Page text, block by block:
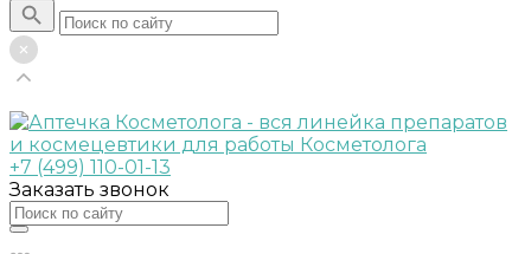
+7 (499) 110-01-13
Заказать звонок